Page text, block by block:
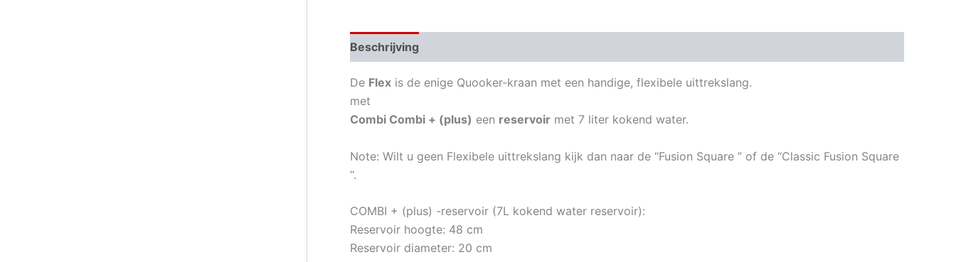
Beschrijving
De Flex is de enige Quooker-kraan met een handige, flexibele uittrekslang.
met
Combi Combi + (plus) een reservoir met 7 liter kokend water.
Note: Wilt u geen Flexibele uittrekslang kijk dan naar de “Fusion Square ” of de “Classic Fusion Square
“.
COMBI + (plus) -reservoir (7L kokend water reservoir):
Reservoir hoogte: 48 cm
Reservoir diameter: 20 cm